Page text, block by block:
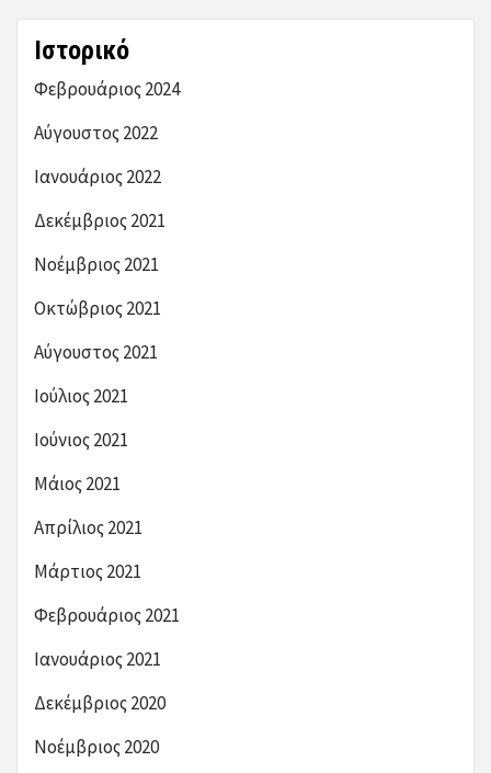
Ιστορικό
Φεβρουάριος 2024
Αύγουστος 2022
Ιανουάριος 2022
Δεκέμβριος 2021
Νοέμβριος 2021
Οκτώβριος 2021
Αύγουστος 2021
Ιούλιος 2021
Ιούνιος 2021
Μάιος 2021
Απρίλιος 2021
Μάρτιος 2021
Φεβρουάριος 2021
Ιανουάριος 2021
Δεκέμβριος 2020
Νοέμβριος 2020